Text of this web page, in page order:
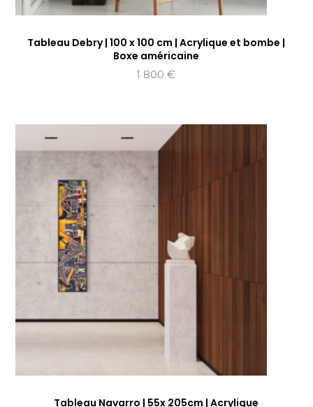
Tableau Debry | 100 x 100 cm | Acrylique et bombe |
Boxe américaine
1 800€
Tableau Navarro | 55x 205cm | Acrylique